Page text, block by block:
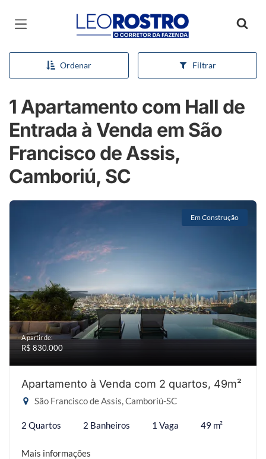
Página inicial
Ordenar Filtrar
1 Apartamento com Hall de
Entrada à Venda em São
Francisco de Assis,
Camboriú, SC
Em Construção
A partir de:
R$ 830.000
Apartamento à Venda com 2 quartos, 49m²
São Francisco de Assis, Camboriú-SC
2 Quartos 2 Banheiros 1 Vaga 49 m²
Mais informações